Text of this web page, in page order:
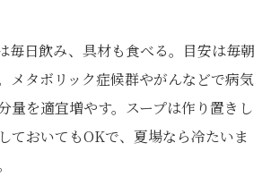
毎日飲み、具材も食べる。目安は毎朝
メタボリック症候群やがんなどで病気
量を適宜増やす。スープは作り置きし
ておいてもOKで、夏場なら冷たいま